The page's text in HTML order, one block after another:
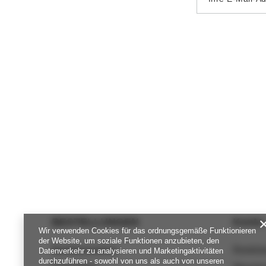
Bestellungsstatus
Konto
Wir verwenden Cookies für das ordnungsgemäße Funktionieren
der Website, um soziale Funktionen anzubieten, den
Datenverkehr zu analysieren und Marketingaktivitäten
durchzuführen - sowohl von uns als auch von unseren